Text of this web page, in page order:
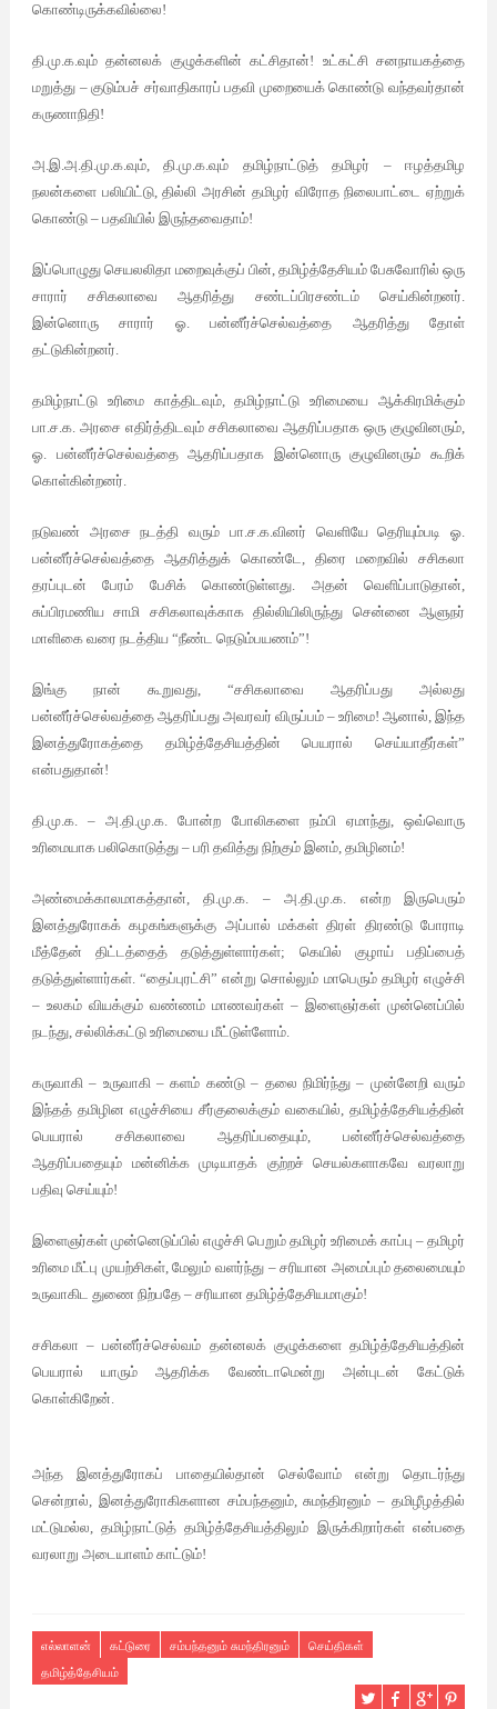
கொண்டிருக்கவில்லை!
தி.மு.க.வும் தன்னலக் குழுக்களின் கட்சிதான்! உட்கட்சி சனநாயகத்தை
மறுத்து – குடும்பச் சர்வாதிகாரப் பதவி முறையைக் கொண்டு வந்தவர்தான்
கருணாநிதி!
அ.இ.அ.தி.மு.க.வும், தி.மு.க.வும் தமிழ்நாட்டுத் தமிழர் – ஈழத்தமிழ
நலன்களை பலியிட்டு, தில்லி அரசின் தமிழர் விரோத நிலைபாட்டை ஏற்றுக்
கொண்டு – பதவியில் இருந்தவைதாம்!
இப்பொழுது செயலலிதா மறைவுக்குப் பின், தமிழ்த்தேசியம் பேசுவோரில் ஒரு
சாரார் சசிகலாவை ஆதரித்து சண்டப்பிரசண்டம் செய்கின்றனர்.
இன்னொரு சாரார் ஓ. பன்னீர்ச்செல்வத்தை ஆதரித்து தோள்
தட்டுகின்றனர்.
தமிழ்நாட்டு உரிமை காத்திடவும், தமிழ்நாட்டு உரிமையை ஆக்கிரமிக்கும்
பா.ச.க. அரசை எதிர்த்திடவும் சசிகலாவை ஆதரிப்பதாக ஒரு குழுவினரும்,
ஓ. பன்னீர்ச்செல்வத்தை ஆதரிப்பதாக இன்னொரு குழுவினரும் கூறிக்
கொள்கின்றனர்.
நடுவண் அரசை நடத்தி வரும் பா.ச.க.வினர் வெளியே தெரியும்படி ஓ.
பன்னீர்ச்செல்வத்தை ஆதரித்துக் கொண்டே, திரை மறைவில் சசிகலா
தரப்புடன் பேரம் பேசிக் கொண்டுள்ளது. அதன் வெளிப்பாடுதான்,
சுப்பிரமணிய சாமி சசிகலாவுக்காக தில்லியிலிருந்து சென்னை ஆளுநர்
மாளிகை வரை நடத்திய “நீண்ட நெடும்பயணம்”!
இங்கு நான் கூறுவது, “சசிகலாவை ஆதரிப்பது அல்லது
பன்னீர்ச்செல்வத்தை ஆதரிப்பது அவரவர் விருப்பம் – உரிமை! ஆனால், இந்த
இனத்துரோகத்தை தமிழ்த்தேசியத்தின் பெயரால் செய்யாதீர்கள்”
என்பதுதான்!
தி.மு.க. – அ.தி.மு.க. போன்ற போலிகளை நம்பி ஏமாந்து, ஒவ்வொரு
உரிமையாக பலிகொடுத்து – பரி தவித்து நிற்கும் இனம், தமிழினம்!
அண்மைக்காலமாகத்தான், தி.மு.க. – அ.தி.மு.க. என்ற இருபெரும்
இனத்துரோகக் கழகங்களுக்கு அப்பால் மக்கள் திரள் திரண்டு போராடி
மீத்தேன் திட்டத்தைத் தடுத்துள்ளார்கள்; கெயில் குழாய் பதிப்பைத்
தடுத்துள்ளார்கள். “தைப்புரட்சி” என்று சொல்லும் மாபெரும் தமிழர் எழுச்சி
– உலகம் வியக்கும் வண்ணம் மாணவர்கள் – இளைஞர்கள் முன்னெப்பில்
நடந்து, சல்லிக்கட்டு உரிமையை மீட்டுள்ளோம்.
கருவாகி – உருவாகி – களம் கண்டு – தலை நிமிர்ந்து – முன்னேறி வரும்
இந்தத் தமிழின எழுச்சியை சீர்குலைக்கும் வகையில், தமிழ்த்தேசியத்தின்
பெயரால் சசிகலாவை ஆதரிப்பதையும், பன்னீர்ச்செல்வத்தை
ஆதரிப்பதையும் மன்னிக்க முடியாதக் குற்றச் செயல்களாகவே வரலாறு
பதிவு செய்யும்!
இளைஞர்கள் முன்னெடுப்பில் எழுச்சி பெறும் தமிழர் உரிமைக் காப்பு – தமிழர்
உரிமை மீட்பு முயற்சிகள், மேலும் வளர்ந்து – சரியான அமைப்பும் தலைமையும்
உருவாகிட துணை நிற்பதே – சரியான தமிழ்த்தேசியமாகும்!
சசிகலா – பன்னீர்ச்செல்வம் தன்னலக் குழுக்களை தமிழ்த்தேசியத்தின்
பெயரால் யாரும் ஆதரிக்க வேண்டாமென்று அன்புடன் கேட்டுக்
கொள்கிறேன்.
அந்த இனத்துரோகப் பாதையில்தான் செல்வோம் என்று தொடர்ந்து
சென்றால், இனத்துரோகிகளான சம்பந்தனும், சுமந்திரனும் – தமிழீழத்தில்
மட்டுமல்ல, தமிழ்நாட்டுத் தமிழ்த்தேசியத்திலும் இருக்கிறார்கள் என்பதை
வரலாறு அடையாளம் காட்டும்!
எல்லாளன் கட்டுரை சம்பந்தனும் சுமந்திரனும்
செய்திகள்
தமிழ்த்தேசியம்